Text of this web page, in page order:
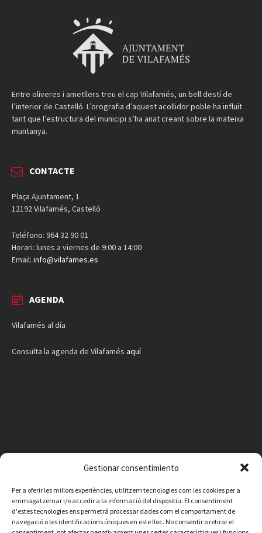
Gestionar consentimiento
Per a oferir les millors experiències, utilitzem tecnologies com les cookies per a
emmagatzemar i/o accedir a la informació del dispositiu. El consentiment
d'estes tecnologies ens permetrà processar dades com el comportament de
navegació o les identificacions úniques en este lloc. No consentir o retirar el
Entre oliveres i ametllers treu el cap Vilafamés, un bell destí de
l’interior de Castelló. L’orografia d’aquest acollidor poble ha influït
tant que l’estructura del municipi s’ha anat creant sobre la mateixa
muntanya.
CONTACTE
Plaça Ajuntament, 1
12192 Vilafamés, Castelló
Teléfono: 964 32 90 01
Horari: lunes a viernes de 9:00 a 14:00
Email: info@vilafames.es
AGENDA
Vilafamés al día
Consulta la agenda de Vilafamés aquí